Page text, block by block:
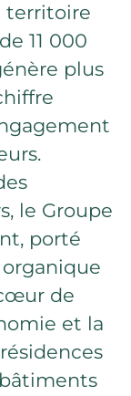
territoire
11 000
plus
le Groupe
porté
organique
de
et la